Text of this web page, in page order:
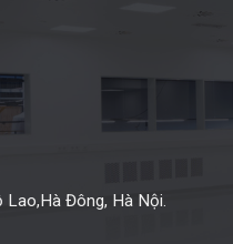
Đông, Hà Nội.